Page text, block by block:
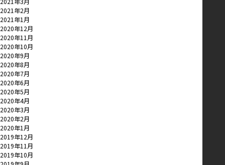
2021年2月
2021年1月
2020年12月
2020年11月
2020年10月
2020年9月
2020年8月
2020年7月
2020年6月
2020年5月
2020年4月
2020年3月
2020年2月
2020年1月
2019年12月
2019年11月
2019年10月